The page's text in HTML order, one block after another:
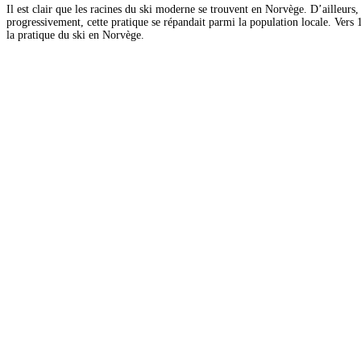
Il est clair que les racines du ski moderne se trouvent en Norvège.
progressivement, cette pratique se répandait parmi la population locale.
la pratique du ski en Norvège.